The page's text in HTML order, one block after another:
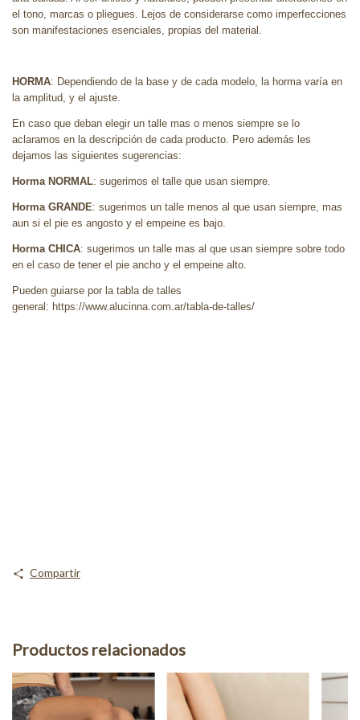
el tono, marcas o pliegues. Lejos de considerarse como imperfecciones
son manifestaciones esenciales, propias del material.
HORMA: Dependiendo de la base y de cada modelo, la horma varía en
la amplitud, y el ajuste.
En caso que deban elegir un talle mas o menos siempre se lo
aclaramos en la descripción de cada producto. Pero además les
dejamos las siguientes sugerencias:
Horma NORMAL: sugerimos el talle que usan siempre.
Horma GRANDE: sugerimos un talle menos al que usan siempre, mas
aun si el pie es angosto y el empeine es bajo.
Horma CHICA: sugerimos un talle mas al que usan siempre sobre todo
en el caso de tener el pie ancho y el empeine alto.
Pueden guiarse por la tabla de talles
general: https://www.alucinna.com.ar/tabla-de-talles/
Compartir
Productos relacionados